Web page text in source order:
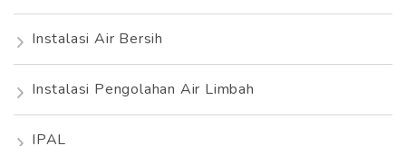
Instalasi Air Bersih
Instalasi Pengolahan Air Limbah
IPAL